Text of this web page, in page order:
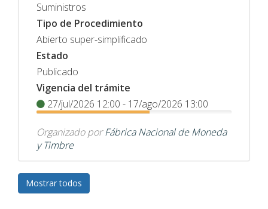
Suministros
Tipo de Procedimiento
Abierto super-simplificado
Estado
Publicado
Vigencia del trámite
27/jul/2026 12:00 - 17/ago/2026 13:00
Organizado por Fábrica Nacional de Moneda
y Timbre
Mostrar todos